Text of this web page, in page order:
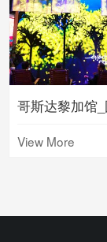
View More